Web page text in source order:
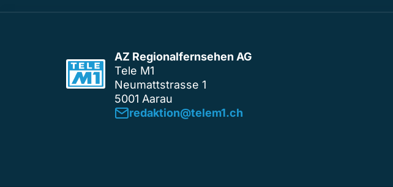
AZ Regionalfernsehen AG
Tele M1
Neumattstrasse 1
5001 Aarau
redaktion@telem1.ch